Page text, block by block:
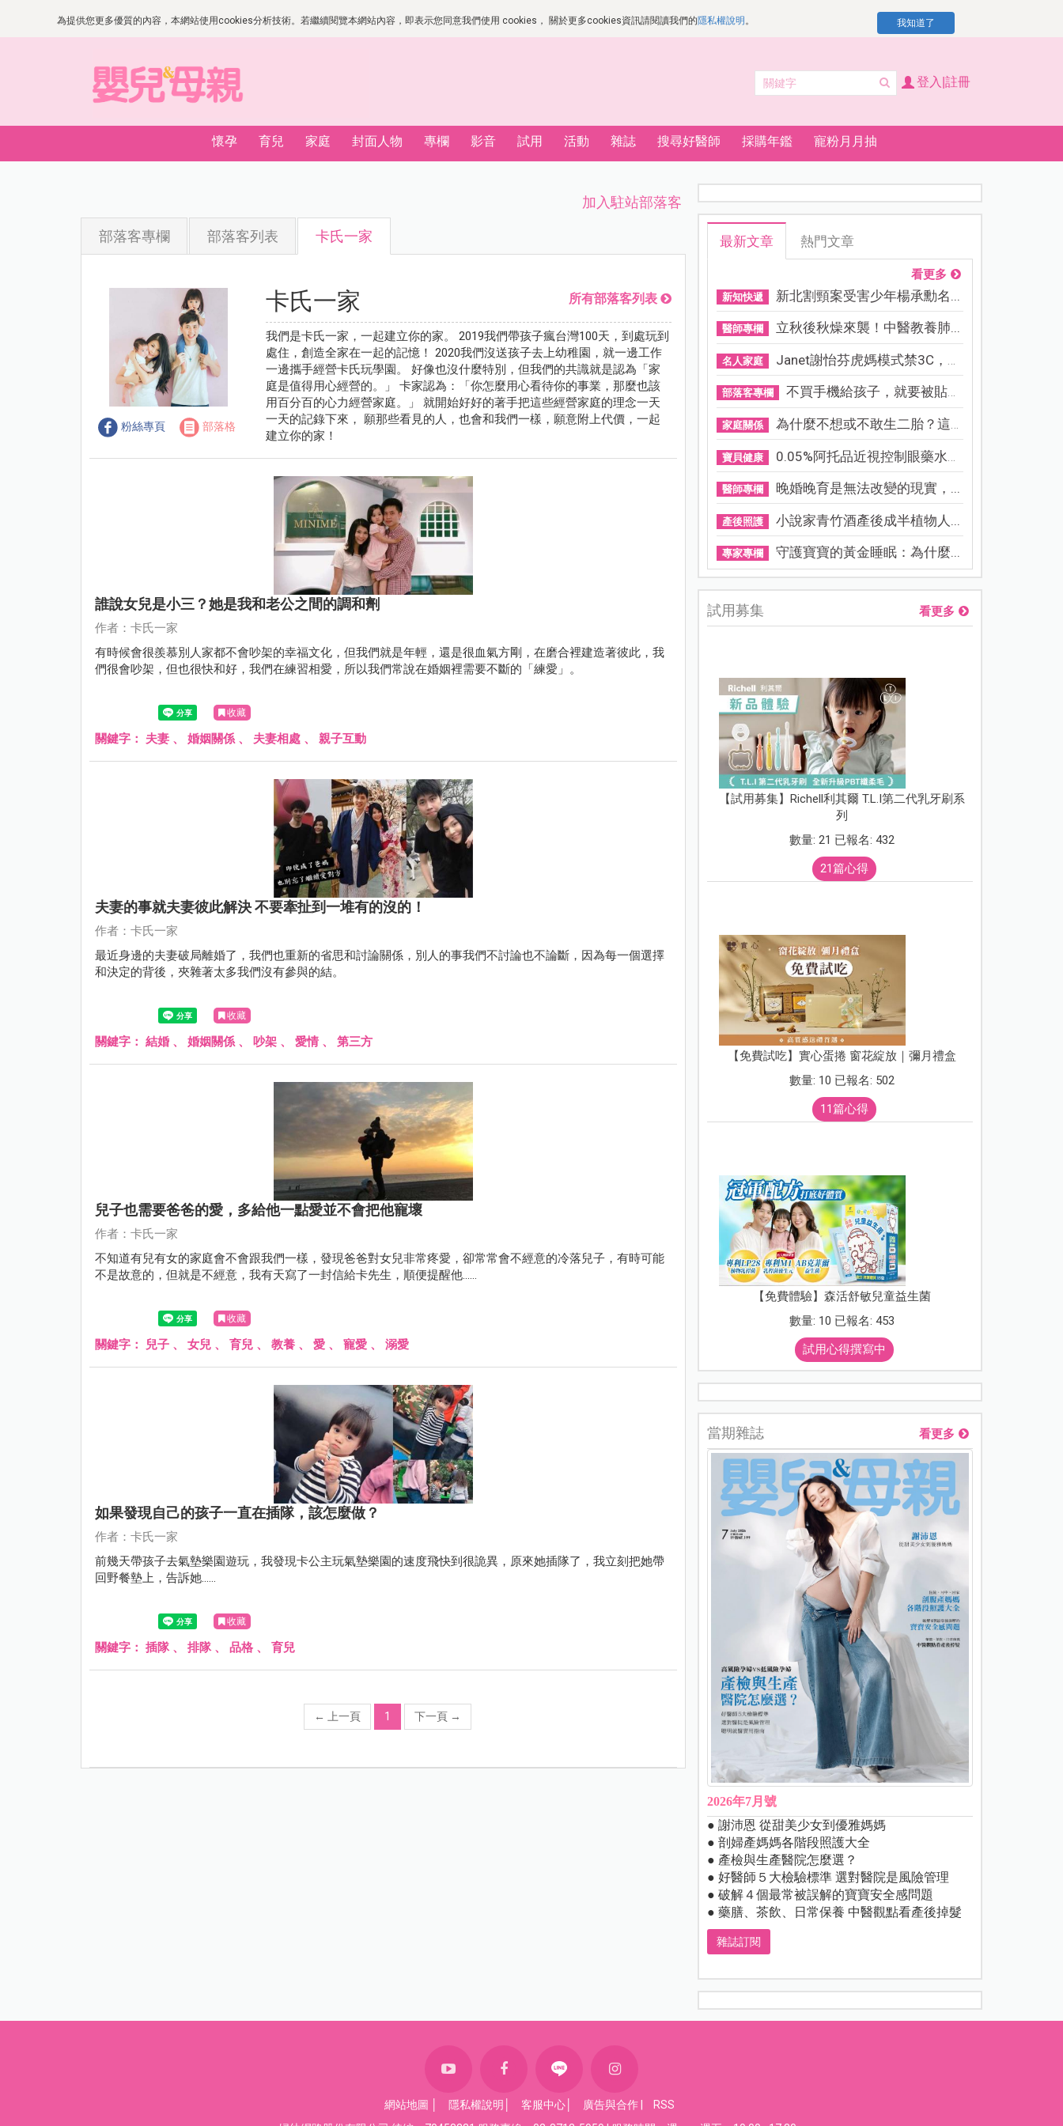
為提供您更多優質的內容，本網站使用cookies分析技術。若繼續閱覽本網站內容，即表示您同意我們使用 cookies， 關於更多cookies資訊請閱讀我們的隱私權說明 。 我知道了
登入|註冊
懷孕 育兒 家庭 封面人物 專欄 影音 試用 活動 雜誌 搜尋好醫師 採購年鑑 寵粉月月抽
加入駐站部落客
部落客專欄 部落客列表 卡氏一家
粉絲專頁 部落格
卡氏一家 所有部落客列表
我們是卡氏一家，一起建立你的家。 2019我們帶孩子瘋台灣100天，到處玩到
處住，創造全家在一起的記憶！ 2020我們沒送孩子去上幼稚園，就一邊工作
一邊攜手經營卡氏玩學園。 好像也沒什麼特別，但我們的共識就是認為「家
庭是值得用心經營的。」 卡家認為：「你怎麼用心看待你的事業，那麼也該
用百分百的心力經營家庭。」 就開始好好的著手把這些經營家庭的理念一天
一天的記錄下來， 願那些看見的人，也會和我們一樣，願意附上代價，一起
建立你的家！
誰說女兒是小三？她是我和老公之間的調和劑
作者：卡氏一家
有時候會很羨慕別人家都不會吵架的幸福文化，但我們就是年輕，還是很血氣方剛，在磨合裡建造著彼此，我
們很會吵架，但也很快和好，我們在練習相愛，所以我們常說在婚姻裡需要不斷的「練愛」。
收藏
關鍵字： 夫妻 、 婚姻關係 、 夫妻相處 、 親子互動
夫妻的事就夫妻彼此解決 不要牽扯到一堆有的沒的！
作者：卡氏一家
最近身邊的夫妻破局離婚了，我們也重新的省思和討論關係，別人的事我們不討論也不論斷，因為每一個選擇
和決定的背後，夾雜著太多我們沒有參與的結。
收藏
關鍵字： 結婚 、 婚姻關係 、 吵架 、 愛情 、 第三方
兒子也需要爸爸的愛，多給他一點愛並不會把他寵壞
作者：卡氏一家
不知道有兒有女的家庭會不會跟我們一樣，發現爸爸對女兒非常疼愛，卻常常會不經意的冷落兒子，有時可能
不是故意的，但就是不經意，我有天寫了一封信給卡先生，順便提醒他......
收藏
關鍵字： 兒子 、 女兒 、 育兒 、 教養 、 愛 、 寵愛 、 溺愛
如果發現自己的孩子一直在插隊，該怎麼做？
作者：卡氏一家
前幾天帶孩子去氣墊樂園遊玩，我發現卡公主玩氣墊樂園的速度飛快到很詭異，原來她插隊了，我立刻把她帶
回野餐墊上，告訴她......
收藏
關鍵字： 插隊、 排隊、 品格 、 育兒
← 上一頁 1 下一頁 →
最新文章 熱門文章
看更多
新知快遞 新北割頸案受害少年楊承勳名...
醫師專欄 立秋後秋燥來襲！中醫教養肺...
名人家庭 Janet謝怡芬虎媽模式禁3C，看...
部落客專欄 不買手機給孩子，就要被貼「...
家庭關係 為什麼不想或不敢生二胎？這8...
寶貝健康 0.05%阿托品近視控制眼藥水納...
醫師專欄 晚婚晚育是無法改變的現實，...
產後照護 小說家青竹酒產後成半植物人...
專家專欄 守護寶寶的黃金睡眠：為什麼...
試用募集 看更多
【試用募集】Richell利其爾 T.L.I第二代乳牙刷系
列
數量: 21 已報名: 432
21篇心得
【免費試吃】實心蛋捲 窗花綻放｜彌月禮盒
數量: 10 已報名: 502
11篇心得
【免費體驗】森活舒敏兒童益生菌
數量: 10 已報名: 453
試用心得撰寫中
當期雜誌 看更多
2026年7月號
● 謝沛恩 從甜美少女到優雅媽媽
● 剖婦產媽媽各階段照護大全
● 產檢與生產醫院怎麼選？
● 好醫師５大檢驗標準 選對醫院是風險管理
● 破解４個最常被誤解的寶寶安全感問題
● 藥膳、茶飲、日常保養 中醫觀點看產後掉髮
雜誌訂閱
網站地圖 隱私權說明 客服中心 廣告與合作
RSS